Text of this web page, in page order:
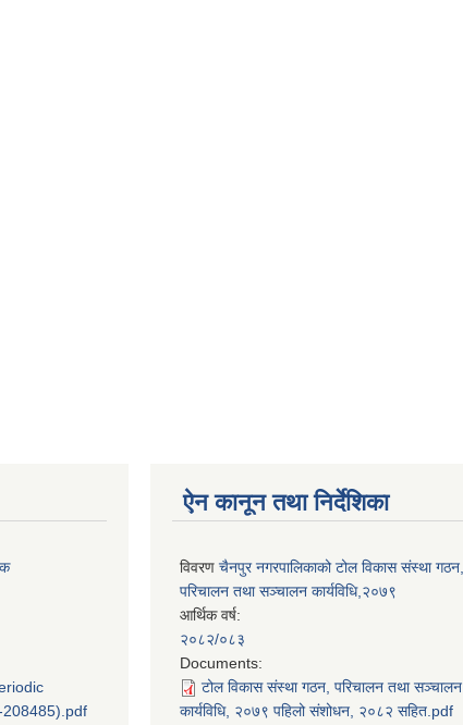
ऐन कानून तथा निर्देशिका
विवरण चैनपुर नगरपालिकाको टोल विकास संस्था गठन,
परिचालन तथा सञ्चालन कार्यविधि,२०७९
आर्थिक वर्ष:
२०८२/०८३
Documents:
टोल विकास संस्था गठन, परिचालन तथा सञ्चालन
कार्यविधि, २०७९ पहिलो संशोधन, २०८२ सहित.pdf